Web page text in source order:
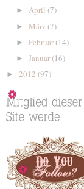
► April (7)
► März (7)
► Februar(14)
► Januar(16)
► 2012 (97)